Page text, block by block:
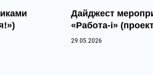
Дайджест
«Работа-i»
29.05.2026